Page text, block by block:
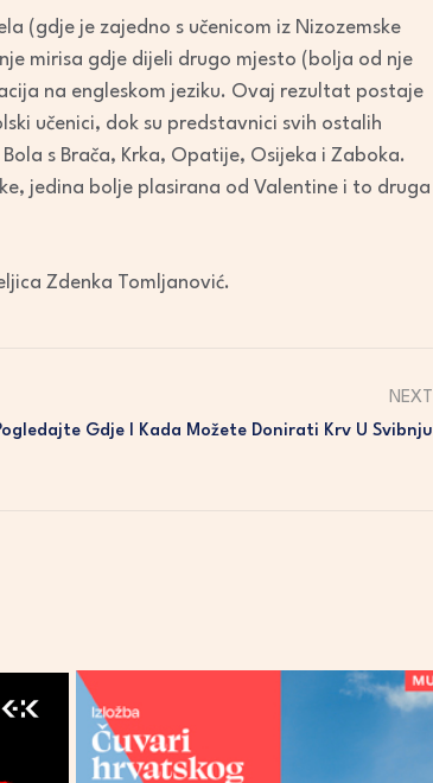
(gdje je zajedno s učenicom iz Nizozemske
mirisa gdje dijeli drugo mjesto (bolja od nje
na engleskom jeziku. Ovaj rezultat postaje
učenici, dok su predstavnici svih ostalih
s Brača, Krka, Opatije, Osijeka i Zaboka.
jedina bolje plasirana od Valentine i to druga
Zdenka Tomljanović.
NEXT
Gdje I Kada Možete Donirati Krv U Svibnju